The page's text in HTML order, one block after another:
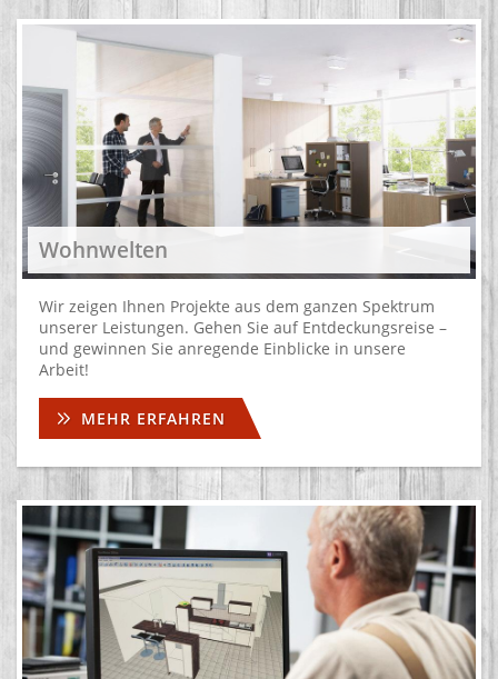
Wohnwelten
Wir zeigen Ihnen Projekte aus dem ganzen Spektrum
unserer Leistungen. Gehen Sie auf Entdeckungsreise –
und gewinnen Sie anregende Einblicke in unsere
Arbeit!
MEHR ERFAHREN